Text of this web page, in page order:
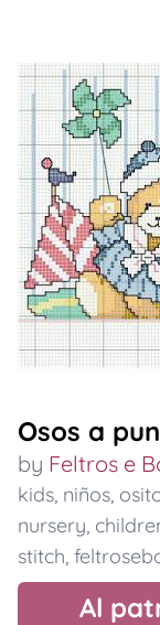
Osos a
by Feltros e
kids, niños,
nursery,
stitch,
Al